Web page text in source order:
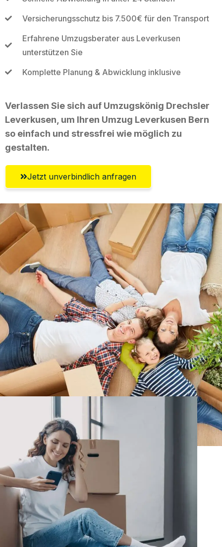
Versicherungsschutz bis 7.500€ für den Transport
Erfahrene Umzugsberater aus Leverkusen
unterstützen Sie
Komplette Planung & Abwicklung inklusive
Verlassen Sie sich auf Umzugskönig Drechsler
Leverkusen, um Ihren Umzug Leverkusen Bern
so einfach und stressfrei wie möglich zu
gestalten.
Jetzt unverbindlich anfragen